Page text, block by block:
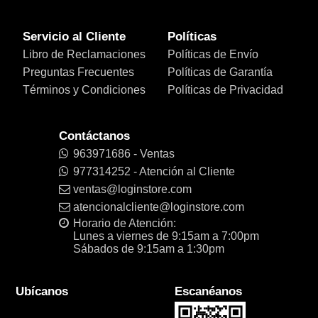
Servicio al Cliente
Libro de Reclamaciones
Preguntas Frecuentes
Términos y Condiciones
Políticas
Políticas de Envío
Políticas de Garantía
Políticas de Privacidad
Contáctanos
963971686 - Ventas
977314252 - Atención al Cliente
ventas@loginstore.com
atencionalcliente@loginstore.com
Horario de Atención:
Lunes a viernes de 9:15am a 7:00pm
Sábados de 9:15am a 1:30pm
Ubícanos Escanéanos